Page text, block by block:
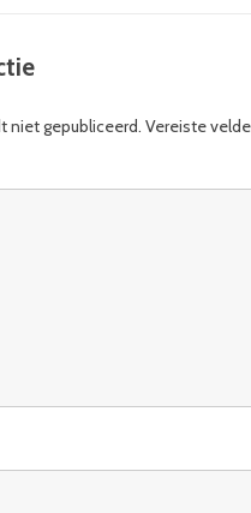
niet gepubliceerd. Vereiste